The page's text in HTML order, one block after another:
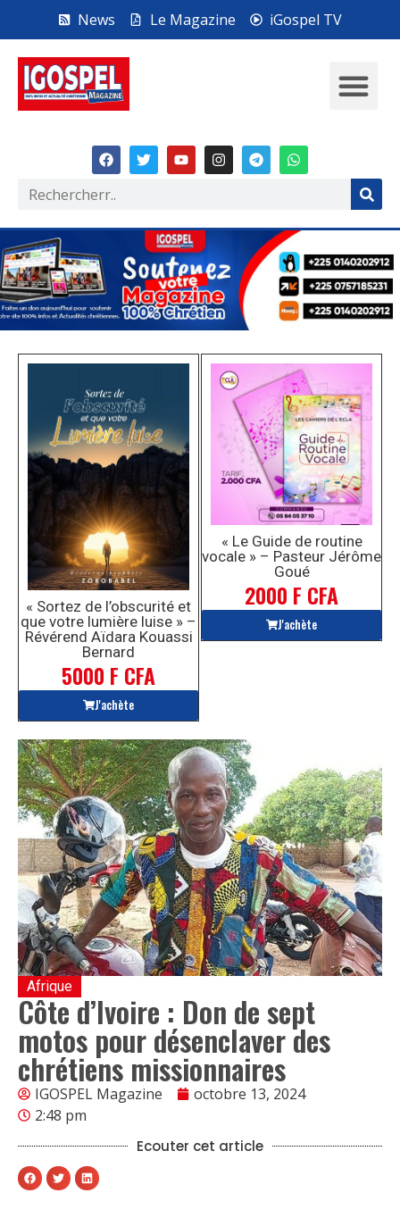
News Le Magazine iGospel TV
« Sortez de l’obscurité et
que votre lumière luise » –
Révérend Aïdara Kouassi
Bernard
5000 F CFA
J'achète
« Le Guide de routine
vocale » – Pasteur Jérôme
Goué
2000 F CFA
J'achète
Afrique
Côte d’Ivoire : Don de sept
motos pour désenclaver des
chrétiens missionnaires
IGOSPEL Magazine
octobre 13, 2024
2:48 pm
Ecouter cet article